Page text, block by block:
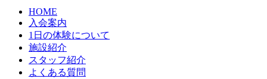
HOME
入会案内
1日の体験について
施設紹介
スタッフ紹介
よくある質問